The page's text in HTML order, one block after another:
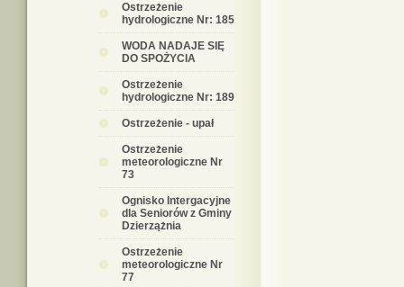
Ostrzeżenie
hydrologiczne Nr: 185
WODA NADAJE SIĘ
DO SPOŻYCIA
Ostrzeżenie
hydrologiczne Nr: 189
Ostrzeżenie - upał
Ostrzeżenie
meteorologiczne Nr
73
Ognisko Intergacyjne
dla Seniorów z Gminy
Dzierzążnia
Ostrzeżenie
meteorologiczne Nr
77